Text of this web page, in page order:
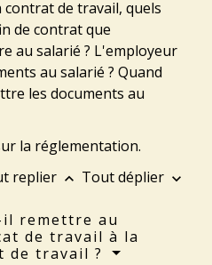
de travail, quels
de contrat que
au salarié ? L'employeur
au salarié ? Quand
les documents au
la réglementation.
replier keyboard_arrow_up Tout déplier keyboard_arrow_down
remettre au
de travail à la
de travail ?